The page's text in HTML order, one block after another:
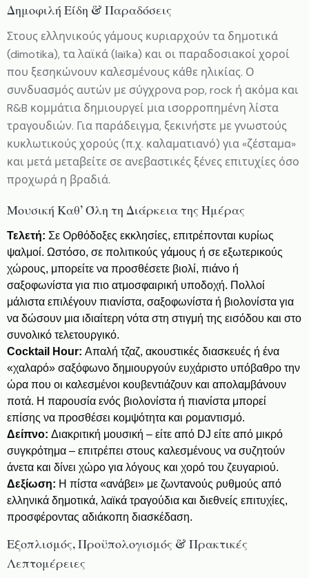
Δημοφιλή Είδη & Παραδόσεις
Στους ελληνικούς γάμους κυριαρχούν τα δημοτικά
(dimotika), τα λαϊκά (laïka) και οι παραδοσιακοί χοροί
που ξεσηκώνουν καλεσμένους κάθε ηλικίας. Ο
συνδυασμός αυτών με σύγχρονα pop, rock ή ακόμα και
R&B κομμάτια δημιουργεί μια ισορροπημένη λίστα
τραγουδιών. Για παράδειγμα, ξεκινήστε με γνωστούς
κυκλωτικούς χορούς (π.χ. καλαματιανό) για «ζέσταμα»
και μετά μεταβείτε σε ανεβαστικές ξένες επιτυχίες όσο
προχωρά η βραδιά.
Μουσική Καθ’ Όλη τη Διάρκεια της Ημέρας
Τελετή: Σε Ορθόδοξες εκκλησίες, επιτρέπονται κυρίως
ψαλμοί. Ωστόσο, σε πολιτικούς γάμους ή σε εξωτερικούς
χώρους, μπορείτε να προσθέσετε βιολί, πιάνο ή
σαξοφωνίστα για πιο ατμοσφαιρική υποδοχή. Πολλοί
μάλιστα επιλέγουν πιανίστα, σαξοφωνίστα ή βιολονίστα για
να δώσουν μια ιδιαίτερη νότα στη στιγμή της εισόδου και στο
συνολικό τελετουργικό.
Cocktail Hour: Απαλή τζαζ, ακουστικές διασκευές ή ένα
«χαλαρό» σαξόφωνο δημιουργούν ευχάριστο υπόβαθρο την
ώρα που οι καλεσμένοι κουβεντιάζουν και απολαμβάνουν
ποτά. Η παρουσία ενός βιολονίστα ή πιανίστα μπορεί
επίσης να προσθέσει κομψότητα και ρομαντισμό.
Δείπνο: Διακριτική μουσική – είτε από DJ είτε από μικρό
συγκρότημα – επιτρέπει στους καλεσμένους να συζητούν
άνετα και δίνει χώρο για λόγους και χορό του ζευγαριού.
Δεξίωση: Η πίστα «ανάβει» με ζωντανούς ρυθμούς από
ελληνικά δημοτικά, λαϊκά τραγούδια και διεθνείς επιτυχίες,
προσφέροντας αδιάκοπη διασκέδαση.
Εξοπλισμός, Προϋπολογισμός & Πρακτικές
Λεπτομέρειες